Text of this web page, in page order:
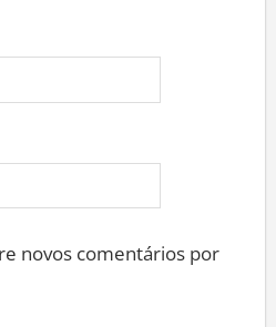
novos comentários por